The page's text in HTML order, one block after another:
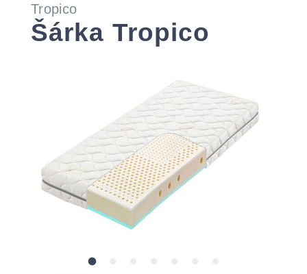
Tropico
Šárka Tropico
Rošty
Pevné rošty
Rošty s výklopom
Prikrývky a vankúše
Chrániče